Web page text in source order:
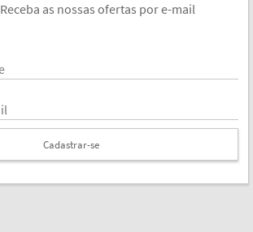
Receba as nossas ofertas por e-mail
Cadastrar-se